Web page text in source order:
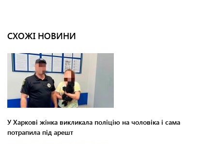
СХОЖІ НОВИНИ
У Харкові жінка викликала поліцію на чоловіка і сама
потрапила під арешт